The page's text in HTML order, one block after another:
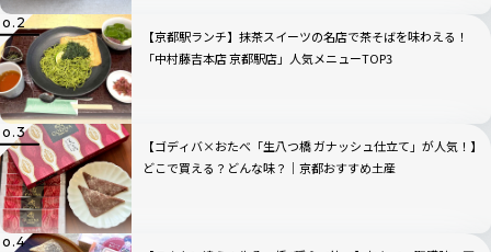
【京都駅ランチ】抹茶スイーツの名店で茶そばを味わえる！
「中村藤吉本店 京都駅店」人気メニューTOP3
【ゴディバ×おたべ「生八つ橋 ガナッシュ仕立て」が人気！】
どこで買える？どんな味？｜京都おすすめ土産